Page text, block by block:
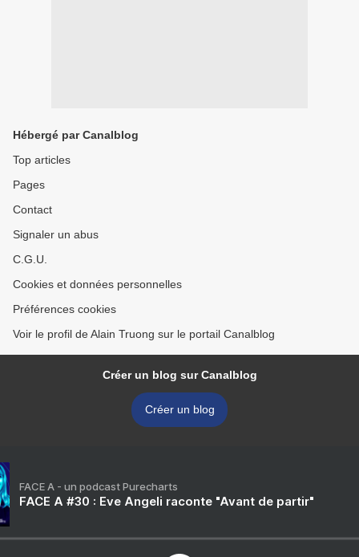
Hébergé par Canalblog
Top articles
Pages
Contact
Signaler un abus
C.G.U.
Cookies et données personnelles
Préférences cookies
Voir le profil de Alain Truong sur le portail Canalblog
Créer un blog sur Canalblog
Créer un blog
FACE A - un podcast Purecharts
FACE A #30 : Eve Angeli raconte "Avant de partir"